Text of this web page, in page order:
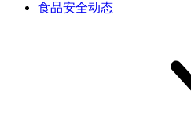
食品安全动态